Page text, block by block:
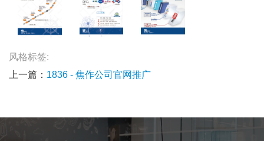
风格标签:
上一篇： 1836 - 焦作公司官网推广